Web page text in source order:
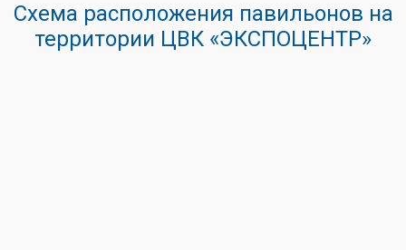
Схема расположения павильонов на
территории ЦВК «ЭКСПОЦЕНТР»